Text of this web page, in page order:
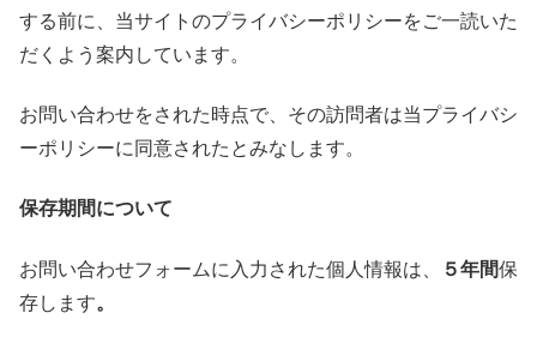
する前に、当サイトのプライバシーポリシーをご一読いた
だくよう案内しています。
お問い合わせをされた時点で、その訪問者は当プライバシ
ーポリシーに同意されたとみなします。
保存期間について
お問い合わせフォームに入力された個人情報は、 ５年間保
存します。